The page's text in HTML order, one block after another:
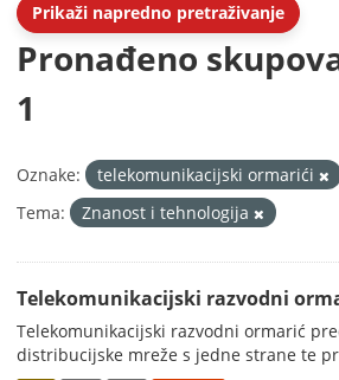
Prikaži napredno pretraživanje
Pronađeno
1
Oznake: telekomunikacijski ormarići
Tema:
Znanost i tehnologija
Telekomunikacijski razvodni
Telekomunikacijski razvodni ormarić
distribucijske mreže s jedne strane te